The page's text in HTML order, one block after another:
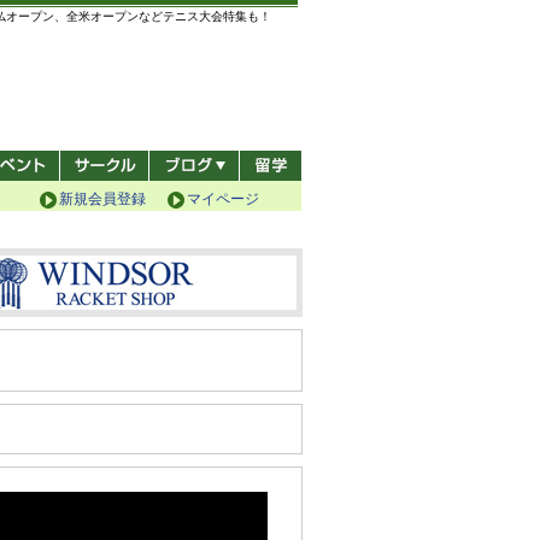
ープン、全米オープンなどテニス大会特集も！
マイページ
新規会員登録